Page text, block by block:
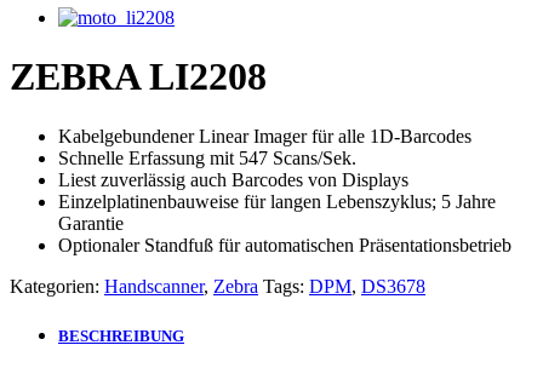
ZEBRA LI2208
Kabelgebundener Linear Imager für alle 1D-Barcodes
Schnelle Erfassung mit 547 Scans/Sek.
Liest zuverlässig auch Barcodes von Displays
Einzelplatinenbauweise für langen Lebenszyklus; 5 Jahre
Garantie
Optionaler Standfuß für automatischen Präsentationsbetrieb
Kategorien: Handscanner, Zebra Tags: DPM, DS3678
BESCHREIBUNG